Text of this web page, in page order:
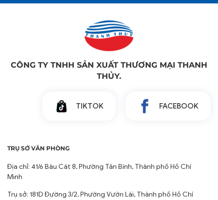
CÔNG TY TNHH SẢN XUẤT THƯƠNG MẠI THANH
THỦY.
TIKTOK FACEBOOK
TRỤ SỞ VĂN PHÒNG
Địa chỉ: 41/6 Bàu Cát 8, Phường Tân Bình, Thành phố Hồ Chí
Minh
Trụ sở: 181D Đường 3/2, Phường Vườn Lài, Thành phố Hồ Chí